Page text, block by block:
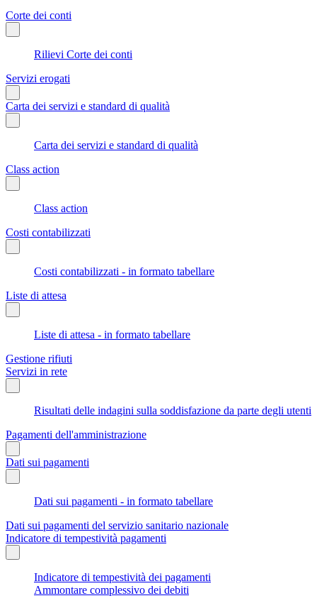
Corte dei conti
Rilievi Corte dei conti
Servizi erogati
Carta dei servizi e standard di qualità
Carta dei servizi e standard di qualità
Class action
Class action
Costi contabilizzati
Costi contabilizzati - in formato tabellare
Liste di attesa
Liste di attesa - in formato tabellare
Gestione rifiuti
Servizi in rete
Risultati delle indagini sulla soddisfazione da parte degli utenti
Pagamenti dell'amministrazione
Dati sui pagamenti
Dati sui pagamenti - in formato tabellare
Dati sui pagamenti del servizio sanitario nazionale
Indicatore di tempestività pagamenti
Indicatore di tempestività dei pagamenti
Ammontare complessivo dei debiti